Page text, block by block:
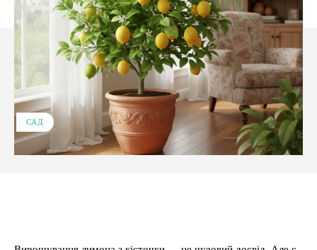
САД